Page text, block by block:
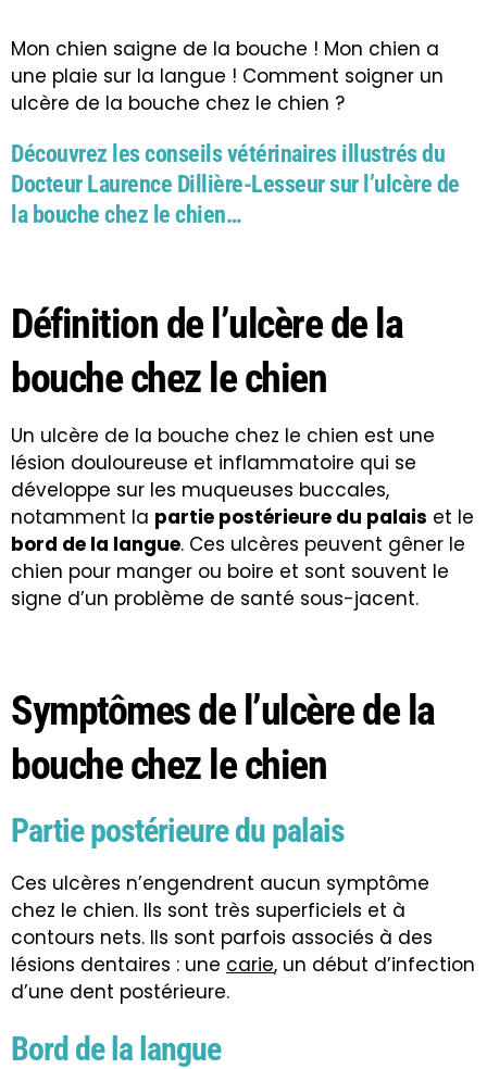
Mon chien saigne de la bouche ! Mon chien a
une plaie sur la langue ! Comment soigner un
ulcère de la bouche chez le chien ?
Découvrez les conseils vétérinaires illustrés du
Docteur Laurence Dillière-Lesseur sur l’ulcère de
la bouche chez le chien…
Définition de l’ulcère de la
bouche chez le chien
Un ulcère de la bouche chez le chien est une
lésion douloureuse et inflammatoire qui se
développe sur les muqueuses buccales,
notamment la partie postérieure du palais et le
bord de la langue. Ces ulcères peuvent gêner le
chien pour manger ou boire et sont souvent le
signe d’un problème de santé sous-jacent.
Symptômes de l’ulcère de la
bouche chez le chien
Partie postérieure du palais
Ces ulcères n’engendrent aucun symptôme
chez le chien. Ils sont très superficiels et à
contours nets. Ils sont parfois associés à des
lésions dentaires : une carie, un début d’infection
d’une dent postérieure.
Bord de la langue